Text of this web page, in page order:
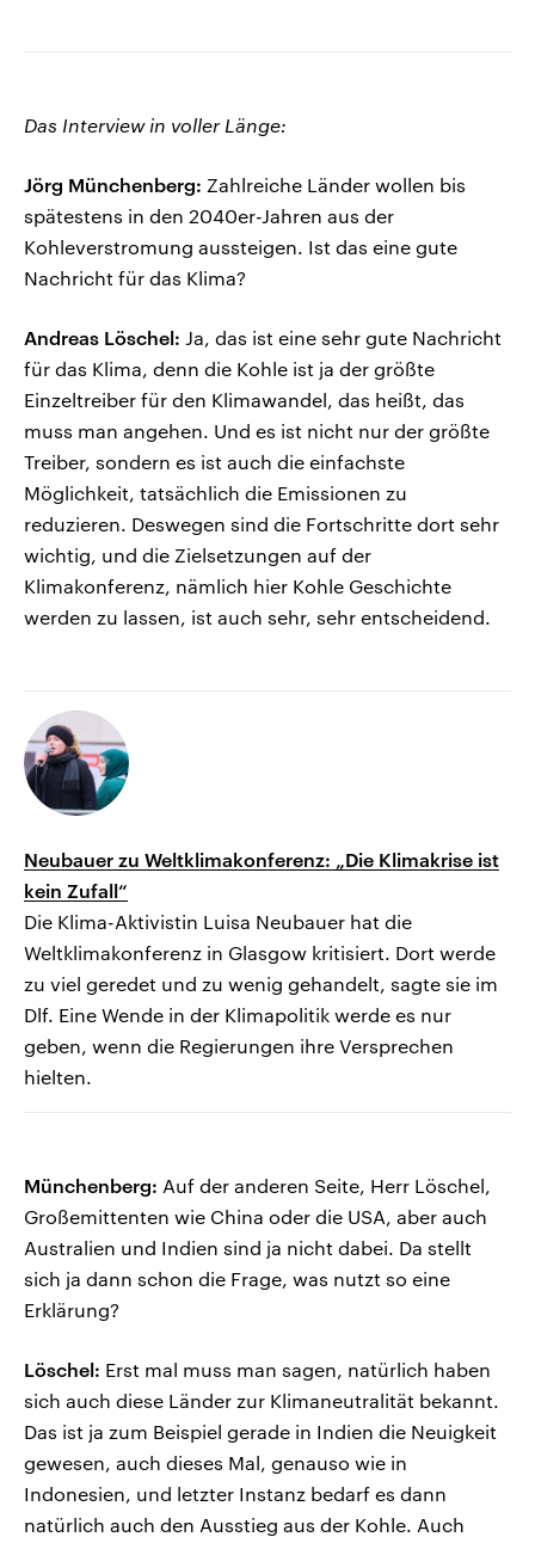
Das Interview in voller Länge:
Jörg Münchenberg: Zahlreiche Länder wollen bis
spätestens in den 2040er-Jahren aus der
Kohleverstromung aussteigen. Ist das eine gute
Nachricht für das Klima?
Andreas Löschel: Ja, das ist eine sehr gute Nachricht
für das Klima, denn die Kohle ist ja der größte
Einzeltreiber für den Klimawandel, das heißt, das
muss man angehen. Und es ist nicht nur der größte
Treiber, sondern es ist auch die einfachste
Möglichkeit, tatsächlich die Emissionen zu
reduzieren. Deswegen sind die Fortschritte dort sehr
wichtig, und die Zielsetzungen auf der
Klimakonferenz, nämlich hier Kohle Geschichte
werden zu lassen, ist auch sehr, sehr entscheidend.
Neubauer zu Weltklimakonferenz: „Die Klimakrise ist
kein Zufall“
Die Klima-Aktivistin Luisa Neubauer hat die
Weltklimakonferenz in Glasgow kritisiert. Dort werde
zu viel geredet und zu wenig gehandelt, sagte sie im
Dlf. Eine Wende in der Klimapolitik werde es nur
geben, wenn die Regierungen ihre Versprechen
hielten.
Münchenberg: Auf der anderen Seite, Herr Löschel,
Großemittenten wie China oder die USA, aber auch
Australien und Indien sind ja nicht dabei. Da stellt
sich ja dann schon die Frage, was nutzt so eine
Erklärung?
Löschel: Erst mal muss man sagen, natürlich haben
sich auch diese Länder zur Klimaneutralität bekannt.
Das ist ja zum Beispiel gerade in Indien die Neuigkeit
gewesen, auch dieses Mal, genauso wie in
Indonesien, und letzter Instanz bedarf es dann
natürlich auch den Ausstieg aus der Kohle. Auch